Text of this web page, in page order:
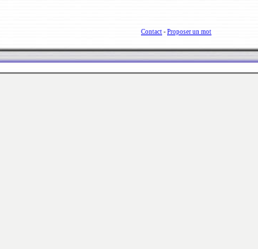
Contact - Proposer un mot